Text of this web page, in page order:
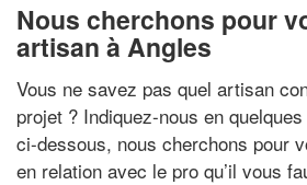
Nous cherchons pour
artisan à Angles
Vous ne savez pas quel artisan
projet ? Indiquez-nous en
ci-dessous, nous cherchons pour
en relation avec le pro qu’il vous